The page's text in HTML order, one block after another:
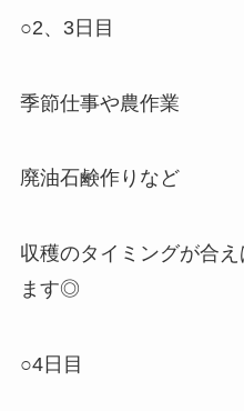
○2、3日目
季節仕事や農作業
廃油石鹸作りなど
収穫のタイミングが合
ます◎
○4日目